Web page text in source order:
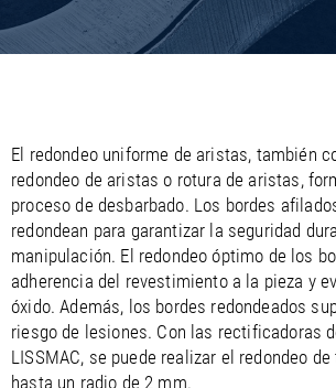
Hungary /EN
Iceland/
Latvia/EN
Liechtenstein/EN DE
Lithuania/EN
Luxembourg/EN DE FR
Malta/EN
Netherlands/EN NL
Norway/EN
Poland/EN
Portugal/EN ES
Saudi Arabia/EN
Singapore
Uzbekistan/EN
Viet Nam/EN
El redondeo uniforme de aristas, también
redondeo de aristas o rotura de aristas,
proceso de desbarbado. Los bordes
redondean para garantizar la seguridad
manipulación. El redondeo óptimo de los
adherencia del revestimiento a la pieza y
óxido. Además, los bordes redondeados
riesgo de lesiones. Con las rectificadoras
LISSMAC, se puede realizar el redondeo
hasta un radio de 2 mm.